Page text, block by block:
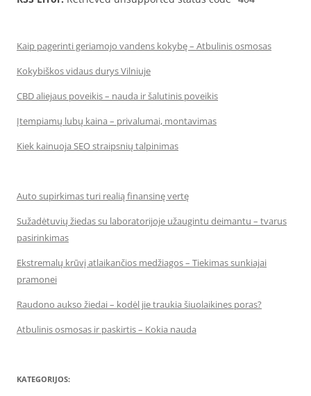
Kaip pagerinti geriamojo vandens kokybę – Atbulinis osmosas
Kokybiškos vidaus durys Vilniuje
CBD aliejaus poveikis – nauda ir šalutinis poveikis
Įtempiamų lubų kaina – privalumai, montavimas
Kiek kainuoja SEO straipsnių talpinimas
Auto supirkimas turi realią finansinę vertę
Sužadėtuvių žiedas su laboratorijoje užaugintu deimantu – tvarus
pasirinkimas
Ekstremalų krūvį atlaikančios medžiagos – Tiekimas sunkiajai
pramonei
Raudono aukso žiedai – kodėl jie traukia šiuolaikines poras?
Atbulinis osmosas ir paskirtis – Kokia nauda
KATEGORIJOS: